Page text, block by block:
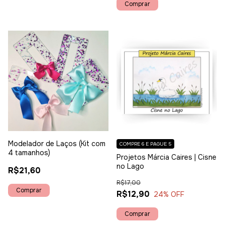
Modelador de Laços (Kit com
4 tamanhos)
R$21,60
Projetos Márcia Caires | Cisne
no Lago
R$12,90
R$17,00
24% OFF
COMPRE 6 E PAGUE 5